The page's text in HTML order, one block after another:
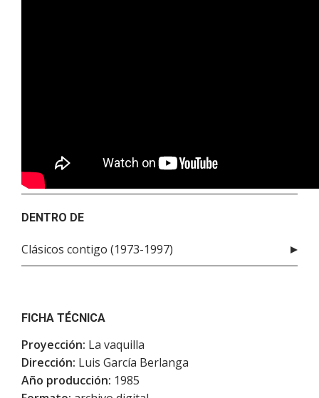
DENTRO DE
Clásicos contigo (1973-1997)
FICHA TÉCNICA
Proyección: La vaquilla
Dirección: Luis García Berlanga
Año producción: 1985